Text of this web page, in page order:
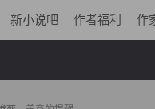
新小说吧 作者福利 作